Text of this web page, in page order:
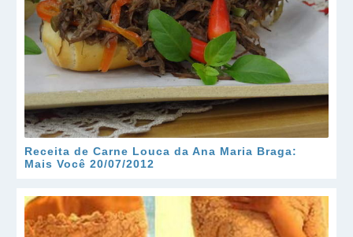
Receita de Carne Louca da Ana Maria Braga:
Mais Você 20/07/2012